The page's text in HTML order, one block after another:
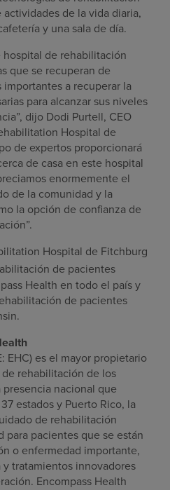
de la vida diaria,
y una sala de día.
hospital de rehabilitación
que se recuperan de
a recuperar la
para alcanzar sus niveles
dijo Dodi Purtell, CEO
Hospital de
de expertos proporcionará
de casa en este hospital
enormemente el
de la comunidad y la
la opción de confianza de
Hospital de Fitchburg
de pacientes
Health en todo el país y
de pacientes
.
EHC) es el mayor propietario
rehabilitación de los
presencia nacional que
estados y Puerto Rico, la
de rehabilitación
para pacientes que se están
o enfermedad importante,
tratamientos innovadores
Encompass Health